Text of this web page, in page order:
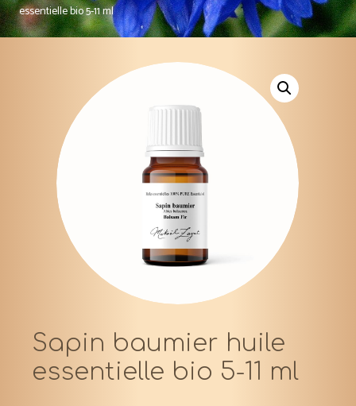
essentielle bio 5-11 ml
Sapin baumier huile
essentielle bio 5-11 ml